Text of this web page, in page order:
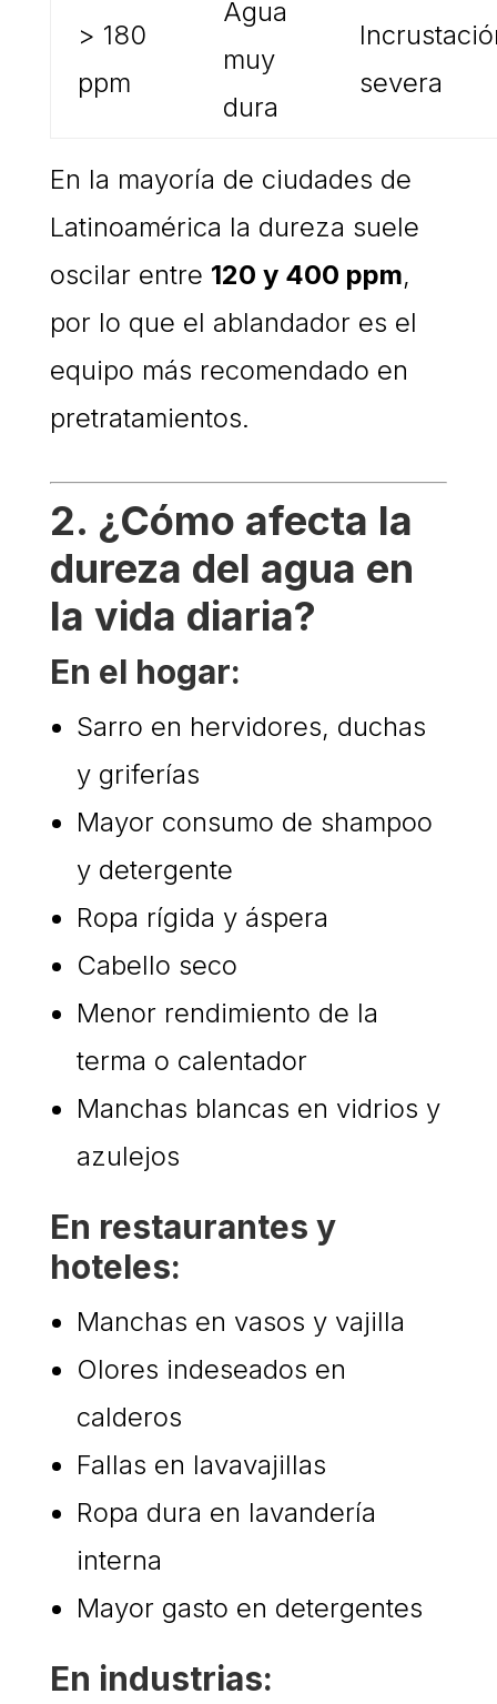
> 180
ppm
Agua
muy
dura
severa
En la mayoría de ciudades de
Latinoamérica la dureza suele
oscilar entre 120 y 400 ppm,
por lo que el ablandador es el
equipo más recomendado en
pretratamientos.
2. ¿Cómo afecta la
dureza del agua en
la vida diaria?
En el hogar:
Sarro en hervidores, duchas
y griferías
Mayor consumo de shampoo
y detergente
Ropa rígida y áspera
Cabello seco
Menor rendimiento de la
terma o calentador
Manchas blancas en vidrios y
azulejos
En restaurantes y
hoteles:
Manchas en vasos y vajilla
Olores indeseados en
calderos
Fallas en lavavajillas
Ropa dura en lavandería
interna
Mayor gasto en detergentes
En industrias: